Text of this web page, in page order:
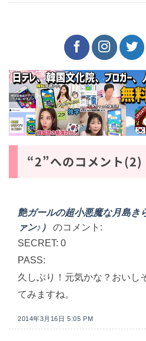
“2”へのコメント(2)
艶ガールの超小悪魔な月島き
ァン♪）
のコメント:
SECRET: 0
PASS:
久しぶり！元気かな？おいし
てみますね。
2014年3月16日 5:05 PM